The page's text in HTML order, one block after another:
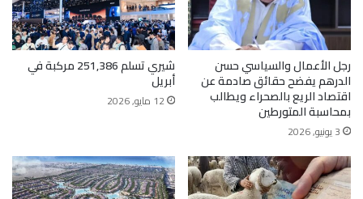
رجل الأعمال والسياسي حسن
الدرهم يفضح حقائق صادمة عن
اقتصاد الريع بالصحراء ويطالب
بمحاسبة المتورطين
3 يونيو, 2026
شيري تسلم 251,386 مركبة في
أبريل
12 مايو, 2026